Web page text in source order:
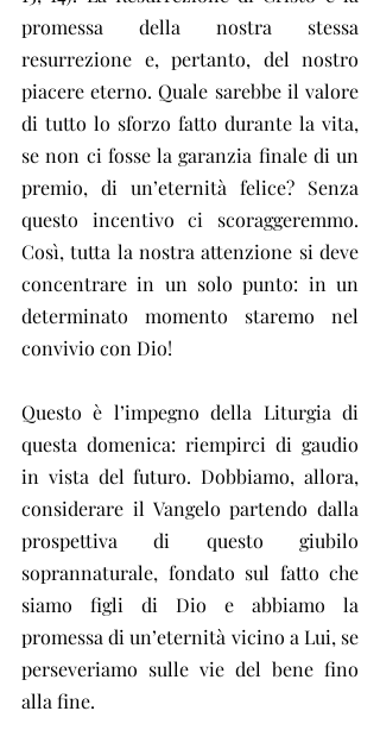
promessa della nostra stessa
resurrezione e, pertanto, del nostro
piacere eterno. Quale sarebbe il valore
di tutto lo sforzo fatto durante la vita,
se non ci fosse la garanzia finale di un
premio, di un’eternità felice? Senza
questo incentivo ci scoraggeremmo.
Così, tutta la nostra attenzione si deve
concentrare in un solo punto: in un
determinato momento staremo nel
convivio con Dio!
Questo è l’impegno della Liturgia di
questa domenica: riempirci di gaudio
in vista del futuro. Dobbiamo, allora,
considerare il Vangelo partendo dalla
prospettiva di questo giubilo
soprannaturale, fondato sul fatto che
siamo figli di Dio e abbiamo la
promessa di un’eternità vicino a Lui, se
perseveriamo sulle vie del bene fino
alla fine.